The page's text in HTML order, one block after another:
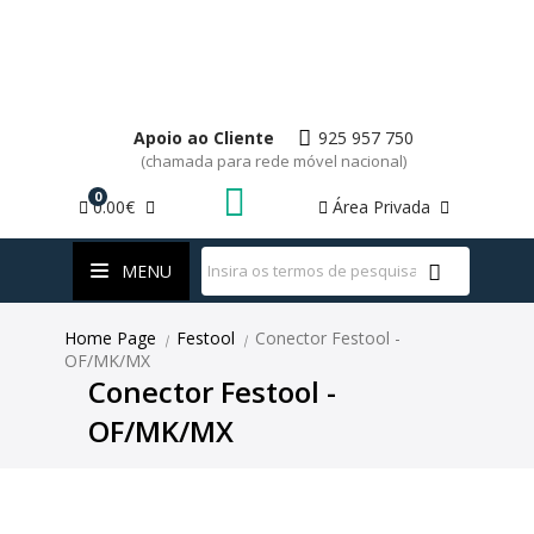
WhatsApp
Apoio ao Cliente 925 957 750
(chamada para rede móvel nacional)
Área Privada
0
0.00€
MENU
Home Page | Festool | Conector Festool -
OF/MK/MX
Conector Festool -
OF/MK/MX